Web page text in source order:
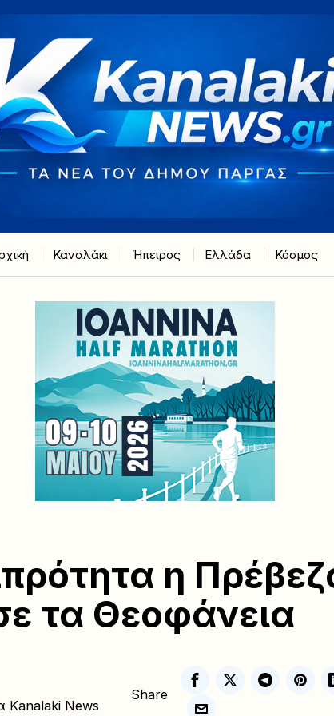
Καναλάκι Ήπειρος Ελλάδα Κόσμος
η
τα Θεοφάνεια
Kanalaki News
Share